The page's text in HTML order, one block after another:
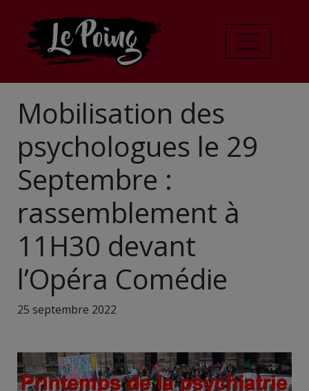
Mobilisation des
psychologues le 29
Septembre :
rassemblement à
11H30 devant
l’Opéra Comédie
25 septembre 2022